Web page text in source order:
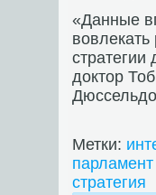
«Данные
стратегии
доктор
Метки:
парламент
стратегия